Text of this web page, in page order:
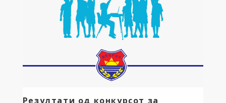
година, изврши увид на поднесените документи од
страна на кандидатите и согласно Правилнникот
за доделување стипендии на редовни студенти на
запишани […]
Резултати од конкурсот за